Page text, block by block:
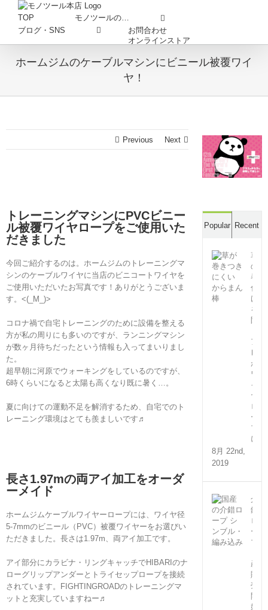
content
TOP
モノツールの…
ブログ・SNS
お問合わせ
オンラインストア
ホームジムのケーブルマシンにビニール被覆ワイ
ヤ！
Previous Next
トレーニングマシンにPVCビニー
ル被覆ワイヤロープをご使用いた
だきました
今回ご紹介するのは。ホームジムのトレーニングマ
シンのケーブルワイヤに当店のビニコートワイヤを
ご使用いただいたお写真です！ありがとうございま
す。<(_M_)>
コロナ禍で自宅トレーニングのために設備を整える
方が私の周りにも多いのですが、ランニングマシン
が数ヶ月待ちだったという情報も入ってまいりまし
た。
超早朝に河原でウォーキングをしているのですが、
6時くらいになると太陽も高くなり既に暑く…。
夏に向けての運動不足を解消するため、自宅でのト
レーニング環境はとても羨ましいです♬
長さ1.97mの両アイ加工をオーダ
ーメイド
ホームジムケーブルワイヤーロープには、ワイヤ径
5-7mmのビニール（PVC）被覆ワイヤーをお選びい
ただきました。長さは1.97m、両アイ加工です。
アイ部分にカラビナ・リングキャッチでHIBARIのナ
ローグリップアンダーとトライセップロープを接続
されています。FIGHTINGROADのトレーニングマ
ットと充実していますねー♬
Popular Recent
草
の
巻
付
け
を
防
ア
レ
が
ワ
イ
ヤ
ロ
ー
プ
に！
8月 22nd,
2019
介
錯
ロ
ー
プ
産）
販
売
開
始！